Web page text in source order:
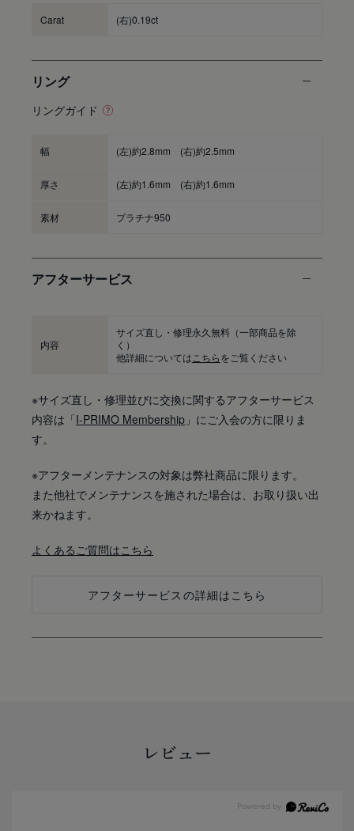
Carat (右)0.19ct
リング
リングガイド
幅 (左)約2.8mm (右)約2.5mm
厚さ (左)約1.6mm (右)約1.6mm
素材 プラチナ950
アフターサービス
内容
サイズ直し・修理永久無料（一部商品を除
く）
他詳細については こちらをご覧ください
※サイズ直し・修理並びに交換に関するアフターサービス
内容は「I-PRIMO Membership 」にご入会の方に限りま
す。
※アフターメンテナンスの対象は弊社商品に限ります。
また他社でメンテナンスを施された場合は、お取り扱い出
来かねます。
よくあるご質問はこちら
アフターサービスの詳細はこちら
レビュー